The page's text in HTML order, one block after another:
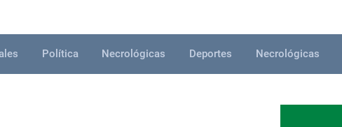
Política Necrológicas Deportes Necrológicas